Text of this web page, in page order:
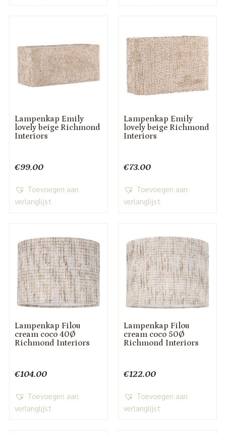
Lampenkap Emily
lovely beige Richmond
Interiors
€99.00
Toevoegen aan
verlanglijst
Lampenkap Emily
lovely beige Richmond
Interiors
€73.00
Toevoegen aan
verlanglijst
Lampenkap Filou
cream coco 40Ø
Richmond Interiors
€104.00
Toevoegen aan
verlanglijst
Lampenkap Filou
cream coco 50Ø
Richmond Interiors
€122.00
Toevoegen aan
verlanglijst